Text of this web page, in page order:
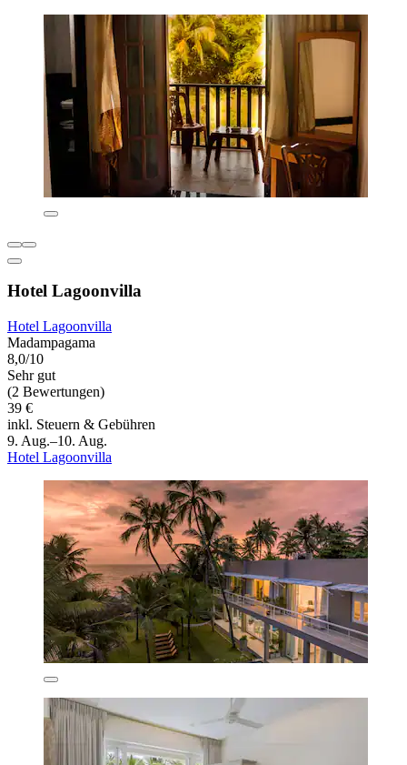
Hotel Lagoonvilla
Hotel Lagoonvilla
Madampagama
8,0/10
Sehr gut
(2 Bewertungen)
39 €
inkl. Steuern & Gebühren
9. Aug.–10. Aug.
Hotel Lagoonvilla